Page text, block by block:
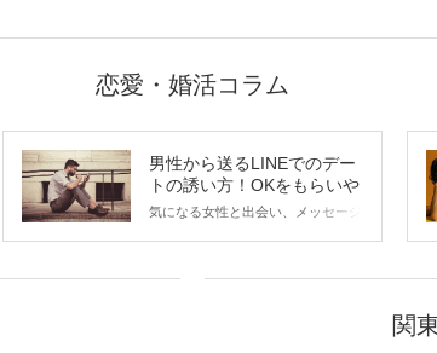
恋愛・婚活コラム
男性から送るLINEでのデー
トの誘い方！OKをもらいや
すいメッセージのコツは？
気になる女性と出会い、メッセージ
関